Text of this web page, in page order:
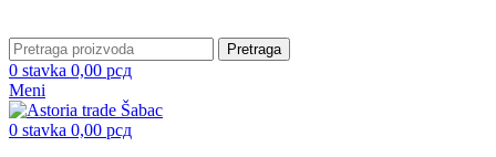
Pretraga
0 stavka 0,00 рсд
Meni
0 stavka 0,00 рсд